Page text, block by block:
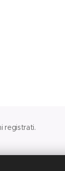
registrati.